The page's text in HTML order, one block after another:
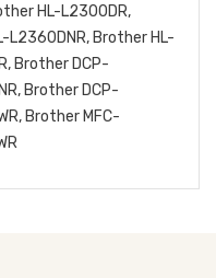
HL-L2300DR,
L2360DNR, Brother HL-
Brother DCP-
Brother DCP-
Brother MFC-